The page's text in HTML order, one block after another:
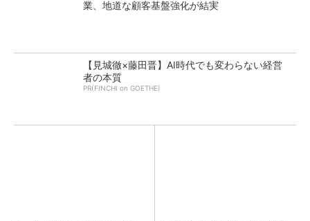
業、地道な顧客基盤強化が結実
【見城徹×藤田晋】AI時代でも変わらない経営
者の本質
PR(FINCHI on GOETHE)